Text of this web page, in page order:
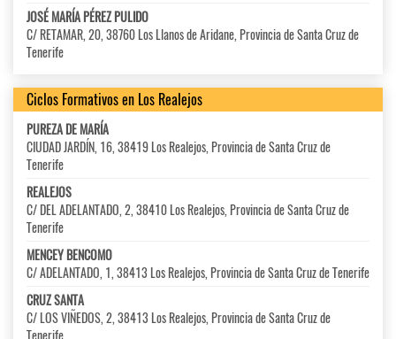
JOSÉ MARÍA PÉREZ PULIDO
C/ RETAMAR, 20, 38760 Los Llanos de Aridane, Provincia de Santa Cruz de
Tenerife
Ciclos Formativos en Los Realejos
PUREZA DE MARÍA
CIUDAD JARDÍN, 16, 38419 Los Realejos, Provincia de Santa Cruz de
Tenerife
REALEJOS
C/ DEL ADELANTADO, 2, 38410 Los Realejos, Provincia de Santa Cruz de
Tenerife
MENCEY BENCOMO
C/ ADELANTADO, 1, 38413 Los Realejos, Provincia de Santa Cruz de Tenerife
CRUZ SANTA
C/ LOS VIÑEDOS, 2, 38413 Los Realejos, Provincia de Santa Cruz de